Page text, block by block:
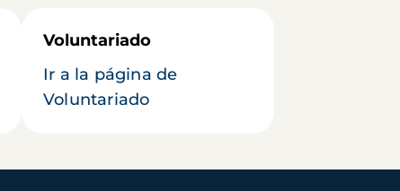
Voluntariado
Ir a la página de
Voluntariado